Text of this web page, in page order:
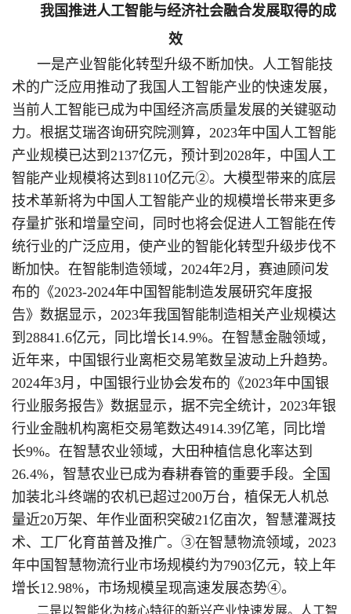
我国推进人工智能与经济社会融合发展取得的成
效
一是产业智能化转型升级不断加快。人工智能技
术的广泛应用推动了我国人工智能产业的快速发展，
当前人工智能已成为中国经济高质量发展的关键驱动
力。根据艾瑞咨询研究院测算，2023年中国人工智能
产业规模已达到2137亿元，预计到2028年，中国人工
智能产业规模将达到8110亿元②。大模型带来的底层
技术革新将为中国人工智能产业的规模增长带来更多
存量扩张和增量空间，同时也将会促进人工智能在传
统行业的广泛应用，使产业的智能化转型升级步伐不
断加快。在智能制造领域，2024年2月，赛迪顾问发
布的《2023-2024年中国智能制造发展研究年度报
告》数据显示，2023年我国智能制造相关产业规模达
到28841.6亿元，同比增长14.9%。在智慧金融领域，
近年来，中国银行业离柜交易笔数呈波动上升趋势。
2024年3月，中国银行业协会发布的《2023年中国银
行业服务报告》数据显示，据不完全统计，2023年银
行业金融机构离柜交易笔数达4914.39亿笔，同比增
长9%。在智慧农业领域，大田种植信息化率达到
26.4%，智慧农业已成为春耕春管的重要手段。全国
加装北斗终端的农机已超过200万台，植保无人机总
量近20万架、年作业面积突破21亿亩次，智慧灌溉技
术、工厂化育苗普及推广。③在智慧物流领域，2023
年中国智慧物流行业市场规模约为7903亿元，较上年
增长12.98%，市场规模呈现高速发展态势④。
二是以智能化为核心特征的新兴产业快速发展。人工智